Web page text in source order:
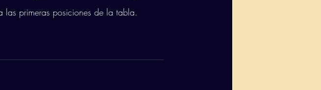
primeras posiciones de la tabla.